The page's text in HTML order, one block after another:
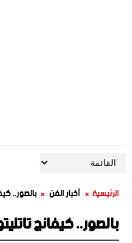
الرئيسية أخبار الفن بالصور..
بالصور.. كيفانج